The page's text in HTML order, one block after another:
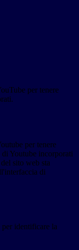
per tenere
per tenere
Youtube incorporati
sito web sta
di
identificare la